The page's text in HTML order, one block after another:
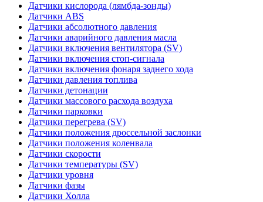
Датчики кислорода (лямбда-зонды)
Датчики ABS
Датчики абсолютного давления
Датчики аварийного давления масла
Датчики включения вентилятора (SV)
Датчики включения стоп-сигнала
Датчики включения фонаря заднего хода
Датчики давления топлива
Датчики детонации
Датчики массового расхода воздуха
Датчики парковки
Датчики перегрева (SV)
Датчики положения дроссельной заслонки
Датчики положения коленвала
Датчики скорости
Датчики температуры (SV)
Датчики уровня
Датчики фазы
Датчики Холла